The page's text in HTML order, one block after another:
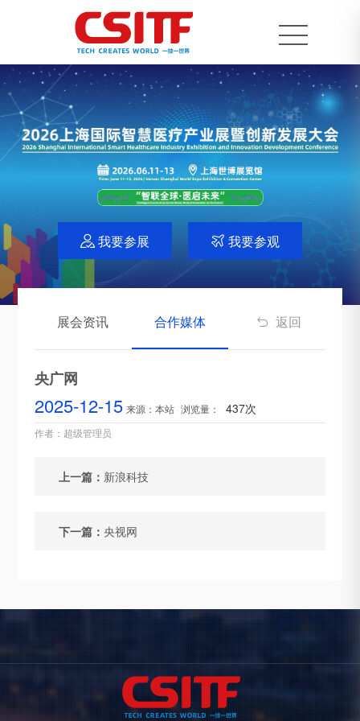
 我要参展  我要参观
展会资讯 合作媒体  返回
央广网
2025-12-15 来源：本站 浏览量： 437次
作者：超级管理员
上一篇： 新浪科技
下一篇： 央视网